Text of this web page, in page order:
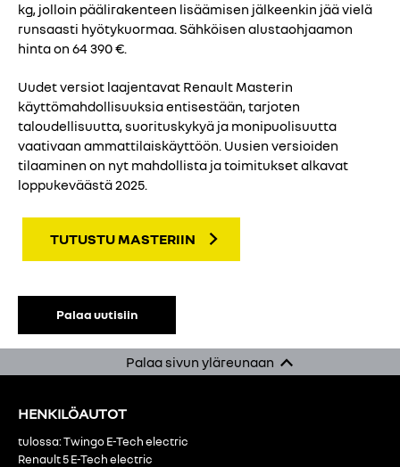
kg, jolloin päälirakenteen lisäämisen jälkeenkin jää vielä
runsaasti hyötykuormaa. Sähköisen alustaohjaamon
hinta on 64 390 €.
Uudet versiot laajentavat Renault Masterin
käyttömahdollisuuksia entisestään, tarjoten
taloudellisuutta, suorituskykyä ja monipuolisuutta
vaativaan ammattilaiskäyttöön. Uusien versioiden
tilaaminen on nyt mahdollista ja toimitukset alkavat
loppukeväästä 2025.
TUTUSTU MASTERIIN
Palaa uutisiin
Palaa sivun yläreunaan
HENKILÖAUTOT
tulossa: Twingo E-Tech electric
Renault 5 E-Tech electric